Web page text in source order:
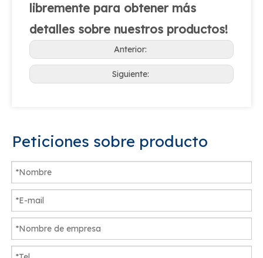
libremente para obtener más
detalles sobre nuestros productos!
Anterior:
Siguiente:
Peticiones sobre producto